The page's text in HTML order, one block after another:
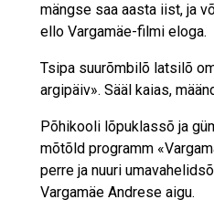
mängse saa aasta iist, ja
ello Vargamäe-filmi eloga.
Tsipa suurõmbilõ latsilõ
argipäiv». Sääl kaias,
Põhikooli lõpuklassõ ja
mõtõld programm
perre ja nuuri
Vargamäe Andrese aigu.